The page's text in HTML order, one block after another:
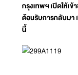
กรุงเทพฯ เปิดให้เ
ต้อนรับการกลับมา
นี้